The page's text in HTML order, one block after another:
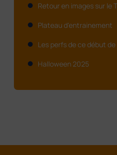
Retour en images sur le
Plateau d'entrainement
Les perfs de ce début
Halloween 2025